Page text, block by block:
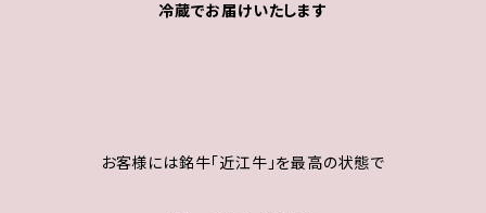
冷蔵でお届けいたします
お客様には銘牛「近江牛」を最高の状態で